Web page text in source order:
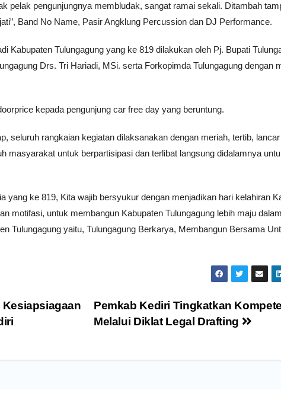
pelak pengunjungnya membludak, sangat ramai sekali. Ditambah
Band No Name, Pasir Angklung Percussion dan DJ Performance.
Kabupaten Tulungagung yang ke 819 dilakukan oleh Pj. Bupati
Drs. Tri Hariadi, MSi. serta Forkopimda Tulungagung dengan
kepada pengunjung car free day yang beruntung.
seluruh rangkaian kegiatan dilaksanakan dengan meriah, tertib,
masyarakat untuk berpartisipasi dan terlibat langsung didalamnya
yang ke 819, Kita wajib bersyukur dengan menjadikan hari kelahiran
motifasi, untuk membangun Kabupaten Tulungagung lebih maju
Tulungagung yaitu, Tulungagung Berkarya, Membangun Bersama
Pemkab Kediri Tingkatkan
Melalui Diklat Legal Drafting
Kesiapsiagaan